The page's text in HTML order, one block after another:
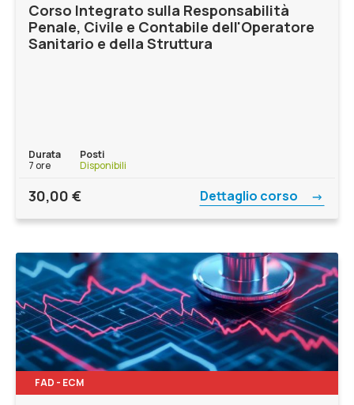
Corso Integrato sulla Responsabilità
Penale, Civile e Contabile dell'Operatore
Sanitario e della Struttura
Durata
7 ore
Posti
Disponibili
30,00 € Dettaglio corso
FAD - ECM